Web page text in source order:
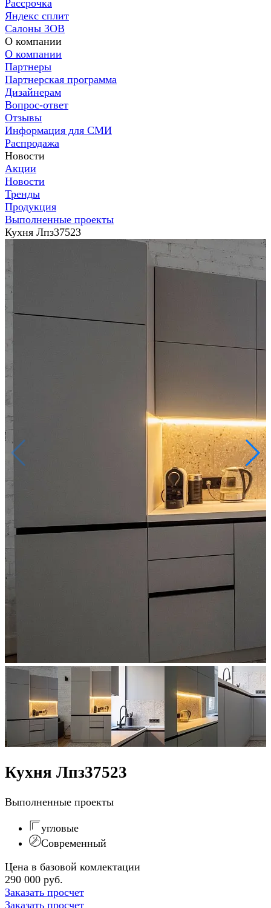
Рассрочка
Яндекс сплит
Салоны ЗОВ
О компании
О компании
Партнеры
Партнерская программа
Дизайнерам
Вопрос-ответ
Отзывы
Информация для СМИ
Распродажа
Новости
Акции
Новости
Тренды
Продукция
Выполненные проекты
Кухня Лпз37523
Кухня Лпз37523
Выполненные проекты
угловые
Современный
Цена в базовой комлектации
290 000 руб.
Заказать просчет
Заказать просчет